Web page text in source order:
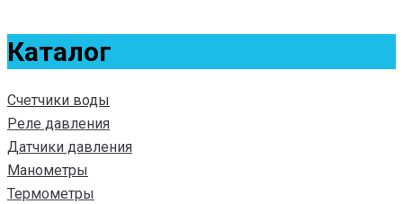
Каталог
Счетчики воды
Реле давления
Датчики давления
Манометры
Термометры